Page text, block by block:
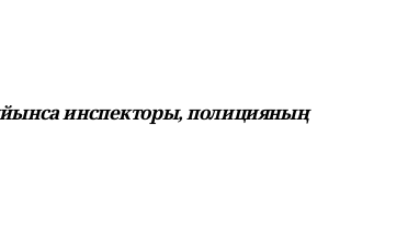
инспекторы, полицияның